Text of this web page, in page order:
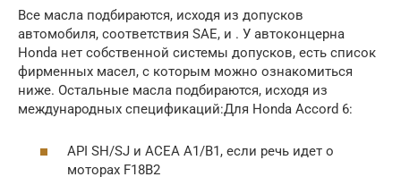
Все масла подбираются, исходя из допусков
автомобиля, соответствия SAE, и . У автоконцерна
Honda нет собственной системы допусков, есть список
фирменных масел, с которым можно ознакомиться
ниже. Остальные масла подбираются, исходя из
международных спецификаций:Для Honda Accord 6:
API SH/SJ и ACEA A1/B1, если речь идет о
моторах F18B2